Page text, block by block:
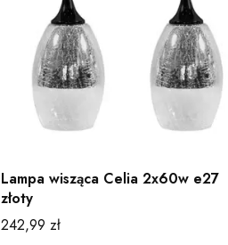
Lampa wisząca Celia 2x60w e27
złoty
Cena
242,99 zł